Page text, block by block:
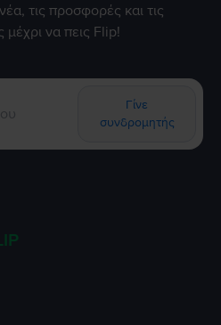
τις προσφορές και τις
μέχρι να πεις Flip!
Γίνε
συνδρομητής